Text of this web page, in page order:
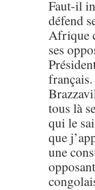
Faut-il
défend
Afrique
ses
tous là
qui le
que
une